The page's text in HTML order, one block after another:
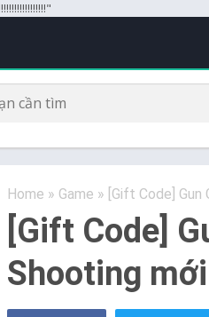
Home » Game » [Gift Code]
[Gift Code]
Shooting